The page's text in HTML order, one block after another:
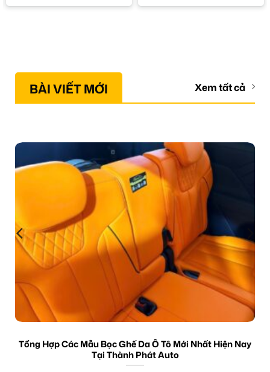
BÀI VIẾT MỚI Xem tất cả
Tổng Hợp Các Mẫu Bọc Ghế Da Ô Tô Mới Nhất Hiện Nay
Tại Thành Phát Auto